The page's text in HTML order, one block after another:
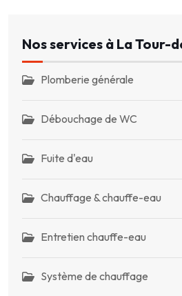
Nos services à La Tour-
Plomberie générale
Débouchage de WC
Fuite d'eau
Chauffage & chauffe-eau
Entretien chauffe-eau
Système de chauffage